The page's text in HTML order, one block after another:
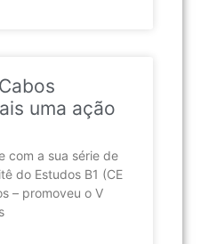
uma ação
com a sua série de
do Estudos B1 (CE
– promoveu o V